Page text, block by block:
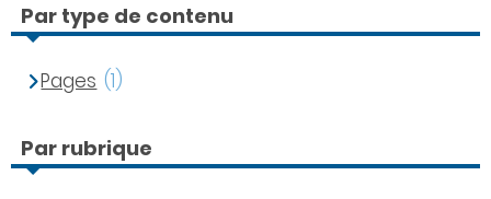
Par type de contenu
Pages (1)
Par rubrique